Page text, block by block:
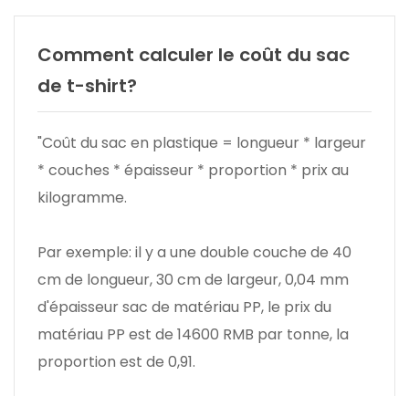
Comment calculer le coût du sac
de t-shirt?
"Coût du sac en plastique = longueur * largeur
* couches * épaisseur * proportion * prix au
kilogramme.
Par exemple: il y a une double couche de 40
cm de longueur, 30 cm de largeur, 0,04 mm
d'épaisseur sac de matériau PP, le prix du
matériau PP est de 14600 RMB par tonne, la
proportion est de 0,91.